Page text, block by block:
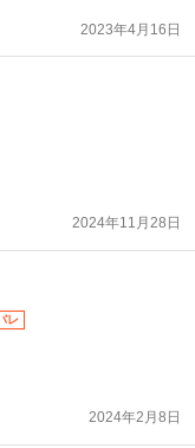
2023年4月16日
2024年11月28日
レ
2024年2月8日